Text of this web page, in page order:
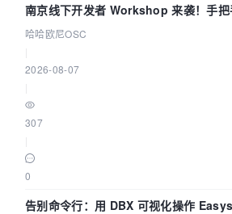
南京线下开发者 Workshop 来袭！手把
智能 Agent 应用
哈哈欧尼OSC
2026-08-07
307
0
告别命令行：用 DBX 可视化操作